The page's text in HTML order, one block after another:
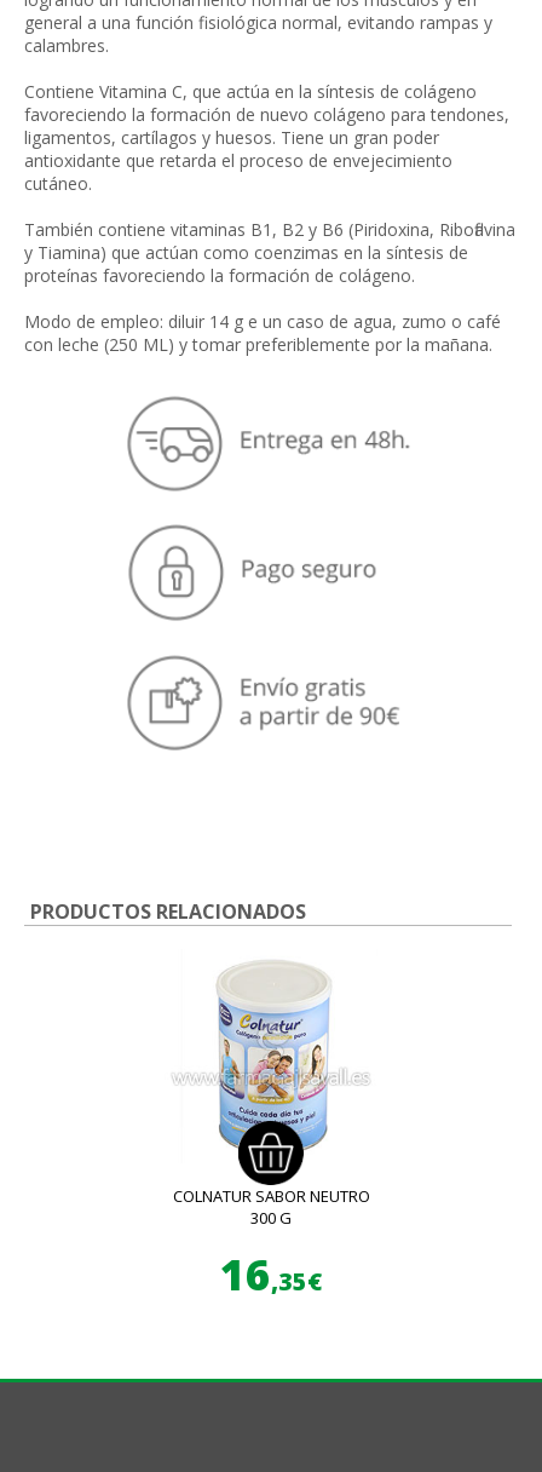
general a una función fisiológica normal, evitando rampas y
calambres.
Contiene Vitamina C, que actúa en la síntesis de colágeno
favoreciendo la formación de nuevo colágeno para tendones,
ligamentos, cartílagos y huesos. Tiene un gran poder
antioxidante que retarda el proceso de envejecimiento
cutáneo.
También contiene vitaminas B1, B2 y B6 (Piridoxina, Riboflavina
y Tiamina) que actúan como coenzimas en la síntesis de
proteínas favoreciendo la formación de colágeno.
Modo de empleo: diluir 14 g e un caso de agua, zumo o café
con leche (250 ML) y tomar preferiblemente por la mañana.
PRODUCTOS RELACIONADOS
COLNATUR SABOR NEUTRO
300 G
16,35€